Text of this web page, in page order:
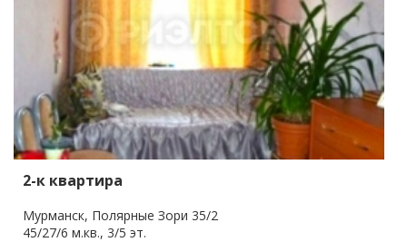
2-к квартира
Мурманск, Полярные Зори 35/2
45/27/6 м.кв., 3/5 эт.